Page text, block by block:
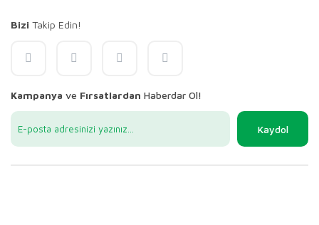
Bizi Takip Edin!
Kampanya ve Fırsatlardan Haberdar Ol!
Kaydol